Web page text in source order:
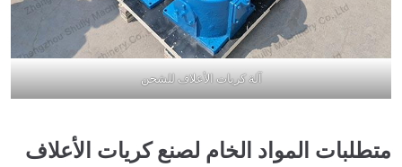
آلة كريات الأعلاف للشحن
متطلبات المواد الخام لصنع كريات الأعلاف